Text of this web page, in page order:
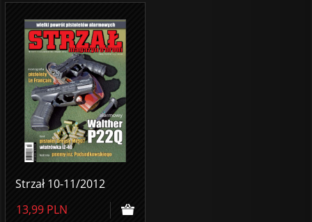
Strzał 10-11/2012
13,99 PLN